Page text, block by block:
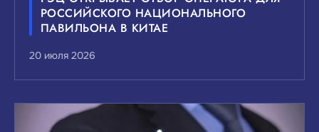
РОССИЙСКОГО НАЦИОНАЛЬНОГО
ПАВИЛЬОНА В КИТАЕ
20 июля 2026